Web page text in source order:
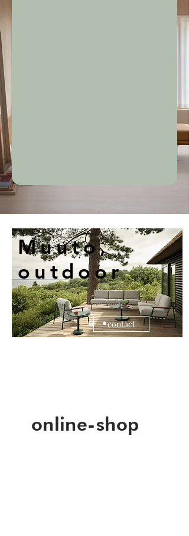
Muuto,
outdoor
contact
online-shop